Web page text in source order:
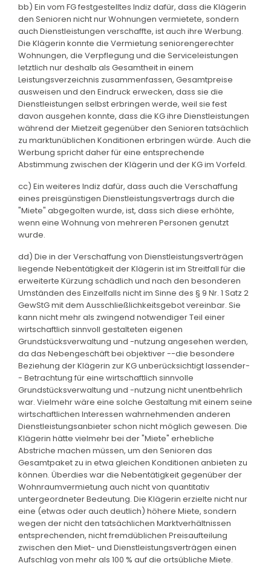
bb) Ein vom FG festgestelltes Indiz dafür, dass die Klägerin
den Senioren nicht nur Wohnungen vermietete, sondern
auch Dienstleistungen verschaffte, ist auch ihre Werbung.
Die Klägerin konnte die Vermietung seniorengerechter
Wohnungen, die Verpflegung und die Serviceleistungen
letztlich nur deshalb als Gesamtheit in einem
Leistungsverzeichnis zusammenfassen, Gesamtpreise
ausweisen und den Eindruck erwecken, dass sie die
Dienstleistungen selbst erbringen werde, weil sie fest
davon ausgehen konnte, dass die KG ihre Dienstleistungen
während der Mietzeit gegenüber den Senioren tatsächlich
zu marktunüblichen Konditionen erbringen würde. Auch die
Werbung spricht daher für eine entsprechende
Abstimmung zwischen der Klägerin und der KG im Vorfeld.
cc) Ein weiteres Indiz dafür, dass auch die Verschaffung
eines preisgünstigen Dienstleistungsvertrags durch die
"Miete" abgegolten wurde, ist, dass sich diese erhöhte,
wenn eine Wohnung von mehreren Personen genutzt
wurde.
dd) Die in der Verschaffung von Dienstleistungsverträgen
liegende Nebentätigkeit der Klägerin ist im Streitfall für die
erweiterte Kürzung schädlich und nach den besonderen
Umständen des Einzelfalls nicht im Sinne des § 9 Nr. 1 Satz 2
GewStG mit dem Ausschließlichkeitsgebot vereinbar. Sie
kann nicht mehr als zwingend notwendiger Teil einer
wirtschaftlich sinnvoll gestalteten eigenen
Grundstücksverwaltung und -nutzung angesehen werden,
da das Nebengeschäft bei objektiver --die besondere
Beziehung der Klägerin zur KG unberücksichtigt lassender-
- Betrachtung für eine wirtschaftlich sinnvolle
Grundstücksverwaltung und -nutzung nicht unentbehrlich
war. Vielmehr wäre eine solche Gestaltung mit einem seine
wirtschaftlichen Interessen wahrnehmenden anderen
Dienstleistungsanbieter schon nicht möglich gewesen. Die
Klägerin hätte vielmehr bei der "Miete" erhebliche
Abstriche machen müssen, um den Senioren das
Gesamtpaket zu in etwa gleichen Konditionen anbieten zu
können. Überdies war die Nebentätigkeit gegenüber der
Wohnraumvermietung auch nicht von quantitativ
untergeordneter Bedeutung. Die Klägerin erzielte nicht nur
eine (etwas oder auch deutlich) höhere Miete, sondern
wegen der nicht den tatsächlichen Marktverhältnissen
entsprechenden, nicht fremdüblichen Preisaufteilung
zwischen den Miet- und Dienstleistungsverträgen einen
Aufschlag von mehr als 100 % auf die ortsübliche Miete.